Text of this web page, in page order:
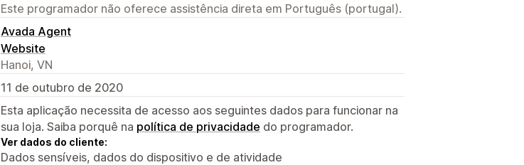
Este programador não oferece assistência direta em Português (portugal).
Avada Agent
Website
Hanoi, VN
11 de outubro de 2020
Esta aplicação necessita de acesso aos seguintes dados para funcionar na
sua loja. Saiba porquê na política de privacidade do programador.
Ver dados do cliente:
Dados sensíveis, dados do dispositivo e de atividade